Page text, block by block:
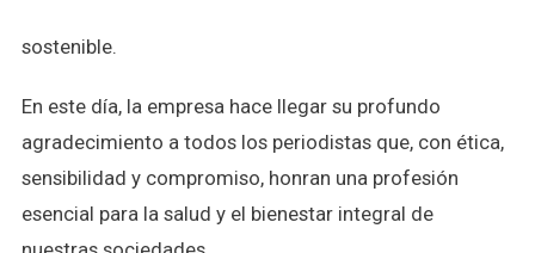
sostenible.
En este día, la empresa hace llegar su profundo
agradecimiento a todos los periodistas que, con ética,
sensibilidad y compromiso, honran una profesión
esencial para la salud y el bienestar integral de